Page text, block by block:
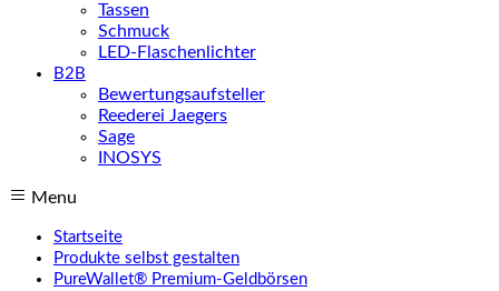
Tassen
Schmuck
LED-Flaschenlichter
B2B
Bewertungsaufsteller
Reederei Jaegers
Sage
INOSYS
Menu
Startseite
Produkte selbst gestalten
PureWallet® Premium-Geldbörsen